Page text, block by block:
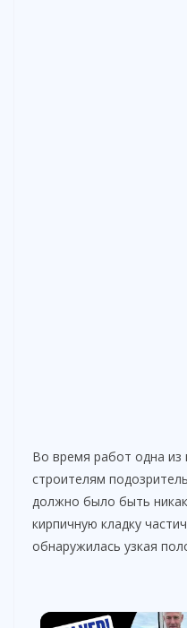
Во время работ одна из
строителям
должно было быть
кирпичную кладку
обнаружилась узкая